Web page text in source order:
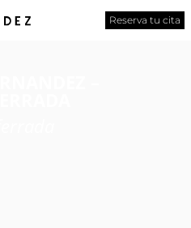
Reserva tu cita